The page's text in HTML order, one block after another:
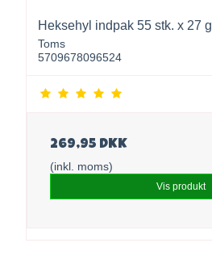
Heksehyl indpak 55 stk. x 27 g
Toms
5709678096524
269,95 DKK
(inkl. moms)
Vis produkt